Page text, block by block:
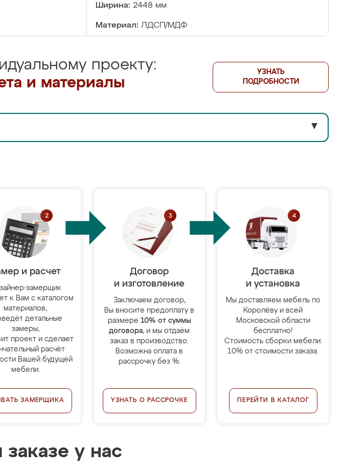
Ширина: 2448 мм
Материал: ЛДСП/МДФ
проекту:
и материалы
УЗНАТЬ
ПОДРОБНОСТИ
▼
и расчет
замерщик
к Вам с каталогом
материалов,
детальные
замеры,
проект и сделает
расчёт
Вашей будущей
мебели.
ЗАМЕРЩИКА
Договор
и изготовление
Заключаем договор,
Вы вносите предоплату в
размере 10% от суммы
договора, и мы отдаём
заказ в производство.
Возможна оплата в
рассрочку без %.
УЗНАТЬ О РАССРОЧКЕ
Доставка
и установка
Мы доставляем мебель по
Королёву и всей
Московской области
бесплатно!
Стоимость сборки мебели:
10% от стоимости заказа.
ПЕРЕЙТИ В КАТАЛОГ
у нас